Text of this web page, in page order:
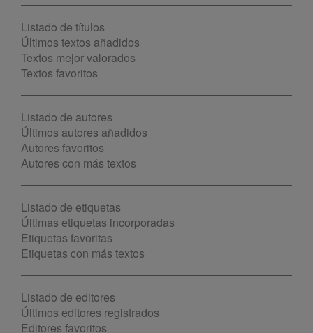
Listado de títulos
Últimos textos añadidos
Textos mejor valorados
Textos favoritos
Listado de autores
Últimos autores añadidos
Autores favoritos
Autores con más textos
Listado de etiquetas
Últimas etiquetas incorporadas
Etiquetas favoritas
Etiquetas con más textos
Listado de editores
Últimos editores registrados
Editores favoritos